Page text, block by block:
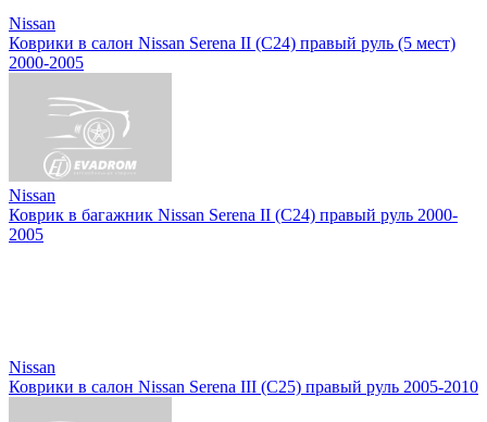
Nissan
Коврики в салон Nissan Serena II (C24) правый руль (5 мест)
2000-2005
Nissan
Коврик в багажник Nissan Serena II (C24) правый руль 2000-
2005
Nissan
Коврики в салон Nissan Serena III (C25) правый руль 2005-2010